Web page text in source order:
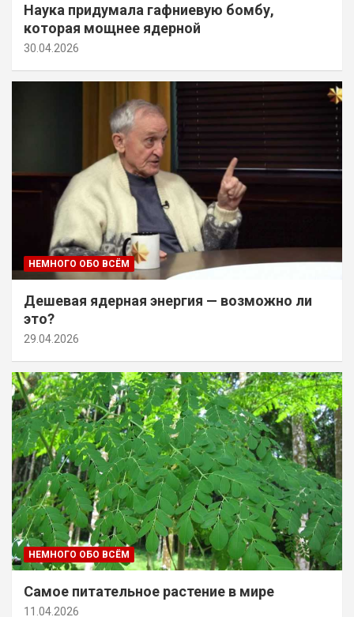
Наука придумала гафниевую бомбу,
которая мощнее ядерной
30.04.2026
НЕМНОГО ОБО ВСЁМ
Дешевая ядерная энергия — возможно ли
это?
29.04.2026
НЕМНОГО ОБО ВСЁМ
Самое питательное растение в мире
11.04.2026